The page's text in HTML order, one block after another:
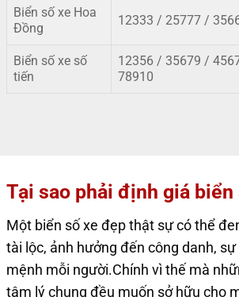
Biển số xe Hoa
Đồng
12333 / 25777 /
Biển số xe số
tiến
12356 / 35679 /
78910
Tại sao phải định giá biển
Một biển số xe đẹp thật sự có thể
tài lộc, ảnh hưởng đến công danh, sự
mệnh mỗi người.Chính vì thế mà
tâm lý chung đều muốn sở hữu cho